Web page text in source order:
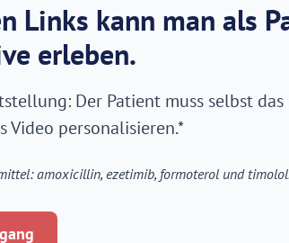
Links kann man als
erleben.
Der Patient muss selbst
Video personalisieren.*
amoxicillin, ezetimib, formoterol und